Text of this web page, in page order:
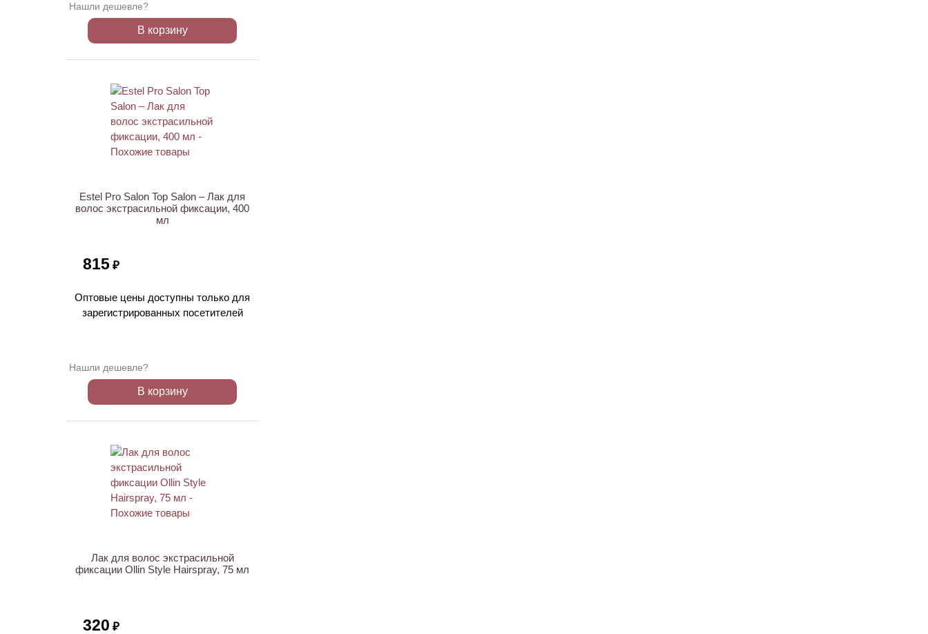
Нашли дешевле?
В корзину
Estel Pro Salon Top Salon – Лак для
волос экстрасильной фиксации, 400
мл
815 ₽
Оптовые цены доступны только для
зарегистрированных посетителей
Нашли дешевле?
В корзину
Лак для волос экстрасильной
фиксации Ollin Style Hairspray, 75 мл
320 ₽